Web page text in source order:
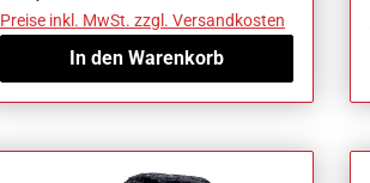
Preise inkl. MwSt. zzgl. Versandkosten
In den Warenkorb